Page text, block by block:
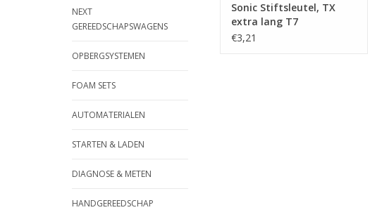
NEXT
GEREEDSCHAPSWAGENS
OPBERGSYSTEMEN
FOAM SETS
AUTOMATERIALEN
STARTEN & LADEN
DIAGNOSE & METEN
HANDGEREEDSCHAP
Sonic Stiftsleutel, TX
extra lang T7
€3,21